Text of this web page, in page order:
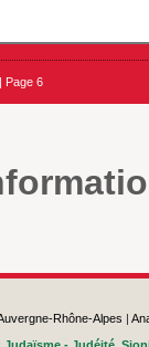
Page 6
Rhône-Alpes |